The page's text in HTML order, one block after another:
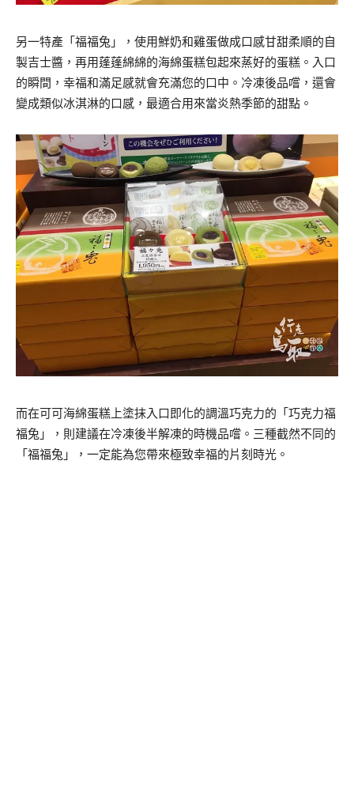
另一特產「福福兔」，使用鮮奶和雞蛋做成口感甘甜柔順的自
製吉士醬，再用蓬蓬綿綿的海綿蛋糕包起來蒸好的蛋糕。入口
的瞬間，幸福和滿足感就會充滿您的口中。冷凍後品嚐，還會
變成類似冰淇淋的口感，最適合用來當炎熱季節的甜點。
而在可可海綿蛋糕上塗抹入口即化的調溫巧克力的「巧克力福
福兔」，則建議在冷凍後半解凍的時機品嚐。三種截然不同的
「福福兔」，一定能為您帶來極致幸福的片刻時光。